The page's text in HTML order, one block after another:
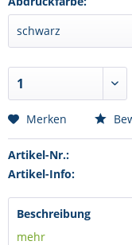
Merken
Artikel-Nr.:
Artikel-Info:
Beschreibung
mehr